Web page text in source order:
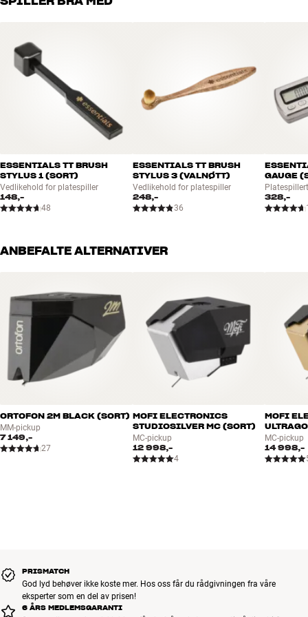
ESSENTIALS TT BRUSH
STYLUS 1 (SORT)
Vedlikehold for platespiller
148,-
48
ESSENTIALS TT BRUSH
STYLUS 3 (VALNØTT)
Vedlikehold for platespiller
248,-
36
GAUGE
328,-
ANBEFALTE ALTERNATIVER
ORTOFON 2M BLACK (SORT)
MM-pickup
7 149,-
27
MOFI ELECTRONICS
STUDIOSILVER MC (SORT)
MC-pickup
12 998,-
4
MOFI
MC-pickup
14 998,-
PRISMATCH
God lyd behøver ikke koste mer. Hos oss får du rådgivningen fra våre
eksperter som en del av prisen!
6 ÅRS MEDLEMSGARANTI